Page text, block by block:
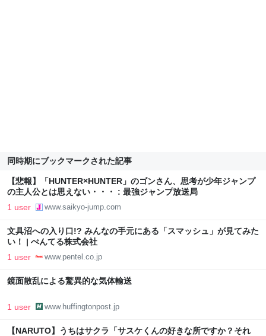
同時期にブックマークされた記事
【悲報】「HUNTER×HUNTER」のゴンさん、思考が少年ジャンプ
の主人公とは思えない・・・ : 最強ジャンプ放送局
1 user www.saikyo-jump.com
文具沼への入り口!? みんなの手元にある「スマッシュ」が見てみた
い！ | ぺんてる株式会社
1 user www.pentel.co.jp
鏡面散乱による驚異的な気体輸送
1 user www.huffingtonpost.jp
【NARUTO】うちはサクラ「サスケくんの好きな所ですか？それ